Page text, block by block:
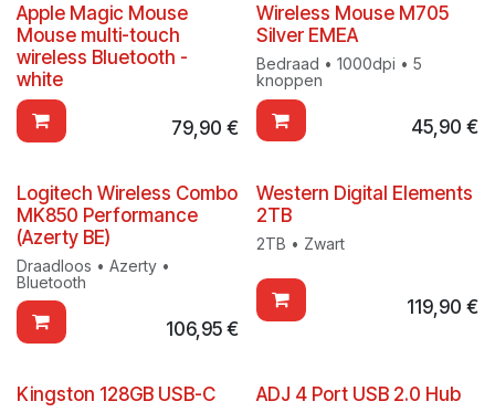
Apple Magic Mouse
Mouse multi-touch
wireless Bluetooth -
white
79,90 €
Wireless Mouse M705
Silver EMEA
Bedraad • 1000dpi • 5
knoppen
45,90 €
Logitech Wireless Combo
MK850 Performance
(Azerty BE)
Draadloos • Azerty •
Bluetooth
106,95€
Western Digital Elements
2TB
2TB • Zwart
119,90 €
Kingston 128GB USB-C ADJ 4 Port USB 2.0 Hub